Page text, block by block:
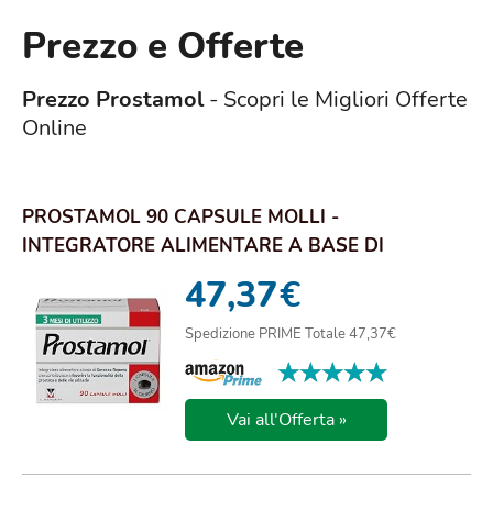
Prezzo e Offerte
Prezzo Prostamol- Scopri le Migliori Offerte
Online
PROSTAMOL 90 CAPSULE MOLLI -
INTEGRATORE ALIMENTARE A BASE DI
47,37€
Spedizione PRIME Totale 47,37€
★★★★★
★★★★★
Vai all'Offerta »